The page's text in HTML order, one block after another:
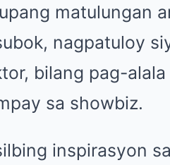
matulungan
nagpatuloy
bilang pag-
sa showbiz.
inspirasyon